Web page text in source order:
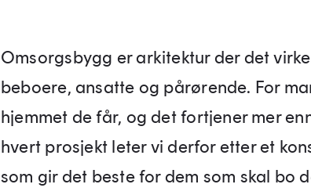
Omsorgsbygg er arkitektur der det
beboere, ansatte og pårørende. For
hjemmet de får, og det fortjener mer
hvert prosjekt leter vi derfor etter et
som gir det beste for dem som skal bo